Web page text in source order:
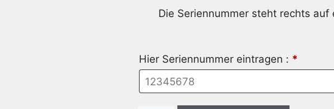
Die Seriennummer steht rechts auf
Hier Seriennummer eintragen : *